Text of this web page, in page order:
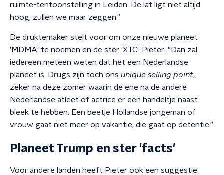
ruimte-tentoonstelling in Leiden. De lat ligt niet altijd
hoog, zullen we maar zeggen."
De druktemaker stelt voor om onze nieuwe planeet
'MDMA' te noemen en de ster 'XTC'. Pieter: "Dan zal
iedereen meteen weten dat het een Nederlandse
planeet is. Drugs zijn toch ons unique selling point,
zeker na deze zomer waarin de ene na de andere
Nederlandse atleet of actrice er een handeltje naast
bleek te hebben. Een beetje Hollandse jongeman of
vrouw gaat niet meer op vakantie, die gaat op detentie."
Planeet Trump en ster 'facts'
Voor andere landen heeft Pieter ook een suggestie: